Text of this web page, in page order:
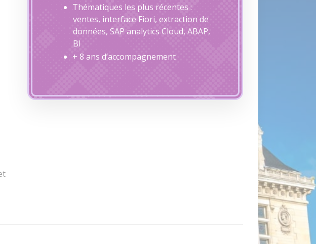
Thématiques les plus récentes :
ventes, interface Fiori, extraction de
données, SAP analytics Cloud, ABAP,
BI
+ 8 ans d’accompagnement